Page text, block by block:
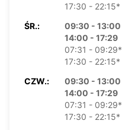
17:30 - 22:15*
ŚR.:
09:30 - 13:00
14:00 - 17:29
07:31 - 09:29*
17:30 - 22:15*
CZW.:
09:30 - 13:00
14:00 - 17:29
07:31 - 09:29*
17:30 - 22:15*